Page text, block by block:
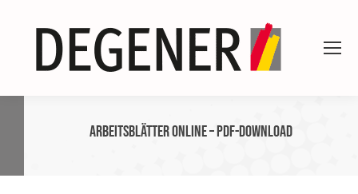
ARBEITSBLÄTTER ONLINE – PDF-Download